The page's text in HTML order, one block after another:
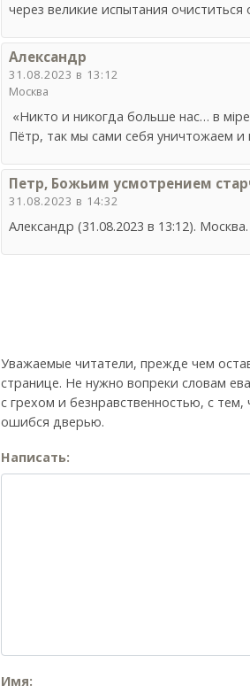
через великие испытания
Александр
31.08.2023 в 13:12
Москва
«Никто и никогда больше нас… в
Пётр, так мы сами себя уничтожаем
Петр, Божьим усмотрением
31.08.2023 в 14:32
Александр (31.08.2023 в 13:12).
Уважаемые читатели, прежде чем
странице. Не нужно вопреки словам
с грехом и без­нрав­ствен­ностью, с
ошибся дверью.
Написать:
Имя: